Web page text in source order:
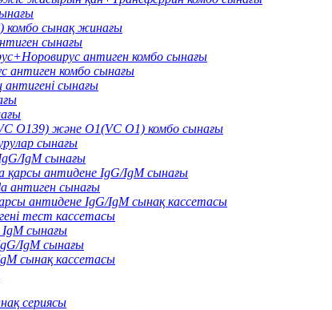
комбо сынақ жинағы
сынағы
антиген комбо сынағы
антиген комбо сынағы
антигені сынағы
O139) және O1(VC O1) комбо сынағы
сынағы
IgG/IgM сынағы
қарсы антидене IgG/IgM сынағы
антиген сынағы
антидене IgG/IgM сынақ кассетасы
тест кассетасы
IgM сынағы
IgM сынағы
сынақ кассетасы
сериясы